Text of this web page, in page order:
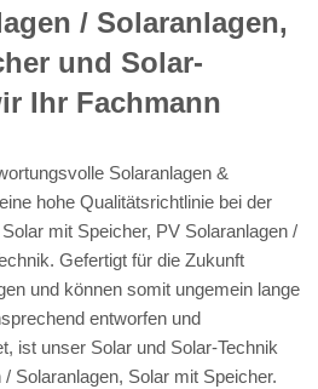
/ Solaranlagen,
und Solar-
Ihr Fachmann
Solaranlagen &
hohe Qualitätsrichtlinie bei der
mit Speicher, PV Solaranlagen /
Gefertigt für die Zukunft
und können somit ungemein lange
entworfen und
ist unser Solar und Solar-Technik
Solaranlagen, Solar mit Speicher.